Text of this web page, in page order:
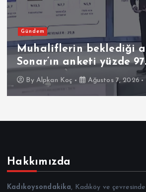
Gündem
Muhaliflerin beklediği
Sonar’ın anketi yüzde
By Alpkan Koç Ağustos 7, 2026
Hakkımızda
Kadıkoysondakika, Kadıköy ve